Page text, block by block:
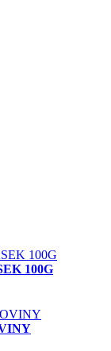
100G